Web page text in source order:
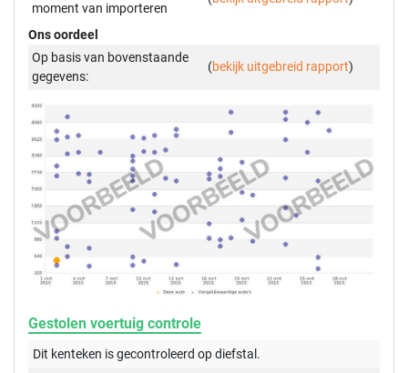
moment van importeren
Ons oordeel
Op basis van bovenstaande
gegevens:
(bekijk uitgebreid rapport)
Gestolen voertuig controle
Dit kenteken is gecontroleerd opdiefstal.